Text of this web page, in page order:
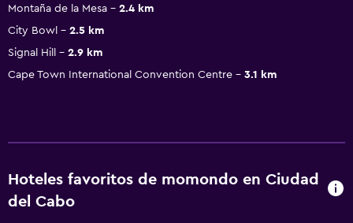
Montaña de la Mesa
2.4 km
City Bowl
2.5 km
Signal Hill
2.9 km
Cape Town International Convention Centre
3.1 km
Hoteles favoritos de momondo en Ciudad
del Cabo